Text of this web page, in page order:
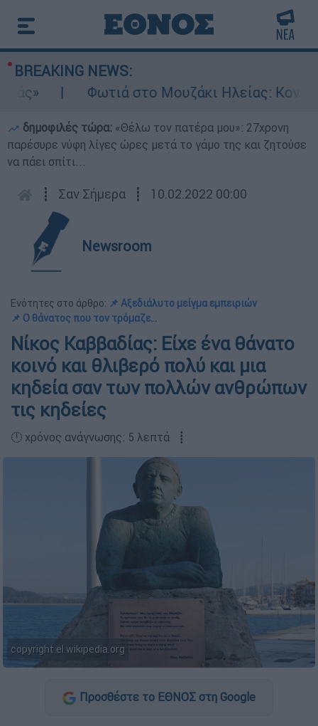
BREAKING NEWS:
Φωτιά στο Μουζάκι Ηλείας: Κοντά
δημοφιλές τώρα: «Θέλω τον πατέρα μου»: 27χρονη
παρέσυρε νύφη λίγες ώρες μετά το γάμο της και ζητούσε
να πάει σπίτι...
┋ Σαν Σήμερα ┋ 10.02.2022 00:00
Newsroom
Ενότητες στο άρθρο: 📌 Αξεδιάλυτο μείγμα εμπειριών
📌 Ο θάνατος που τον τρόμαζε...
Νίκος Καββαδίας: Είχε ένα θάνατο
κοινό και θλιβερό πολύ και μια
κηδεία σαν των πολλών ανθρώπων
τις κηδείες
🕛 χρόνος ανάγνωσης: 5 λεπτά ┋
copyright el.wikipedia.org
Προσθέστε το ΕΘΝΟΣ στη Google